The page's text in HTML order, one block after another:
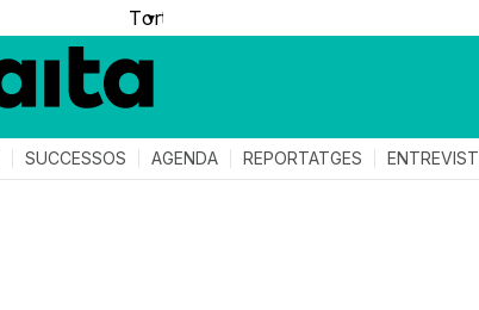
▼
SUCCESSOS AGENDA REPORTATGES